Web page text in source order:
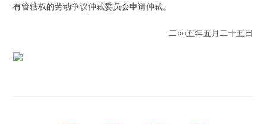
有管辖权的劳动争议仲裁委员会申请仲裁。
二○○五年五月二十五日